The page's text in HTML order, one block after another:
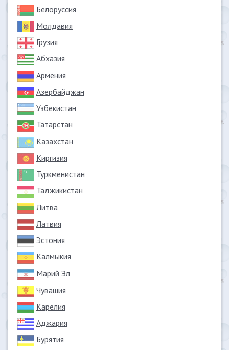
Белоруссия
Молдавия
Грузия
Абхазия
Армения
Азербайджан
Узбекистан
Татарстан
Казахстан
Киргизия
Туркменистан
Таджикистан
Литва
Латвия
Эстония
Калмыкия
Марий Эл
Чувашия
Карелия
Аджария
Бурятия